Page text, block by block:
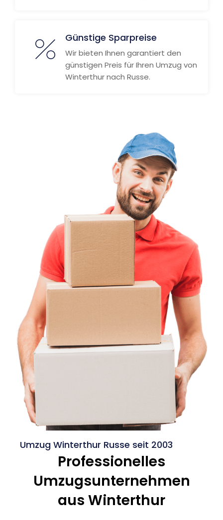
Günstige Sparpreise
Wir bieten Ihnen garantiert den
günstigen Preis für Ihren Umzug von
Winterthur nach Russe.
Umzug Winterthur Russe seit 2003
Professionelles
Umzugsunternehmen
aus Winterthur